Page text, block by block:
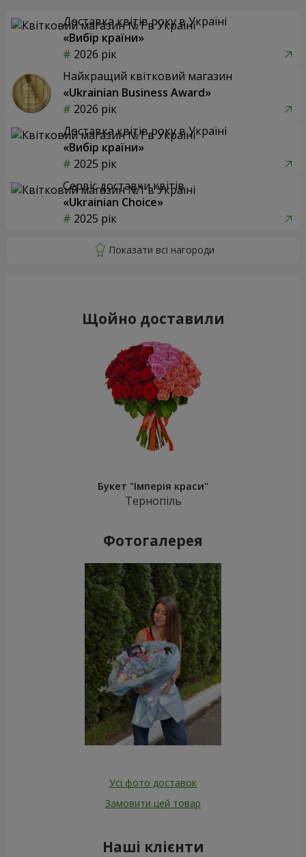
Доставка квітів року в Україні
«Вибір країни»
2026 рік
Найкращий квітковий магазин
«Ukrainian Business Award»
2026 рік
Доставка квітів року в Україні
«Вибір країни»
2025 рік
Сервіс доставки квітів
«Ukrainian Choice»
2025 рік
Щойно доставили
Букет "Імперія краси"
Тернопіль
Фотогалерея
Усі фото доставок
Замовити цей товар
Наші клієнти